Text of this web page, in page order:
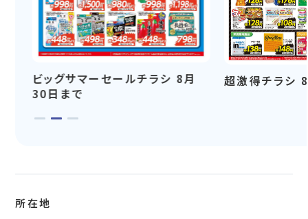
所在地
ビッグサマーセールチラシ 8月
30日まで
超激得チラシ